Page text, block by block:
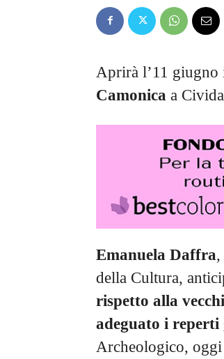
Aprirà l’11 giugno
Camonica a
Emanuela Daffra
della Cultura,
rispetto alla
adeguato i reperti
Archeologico,